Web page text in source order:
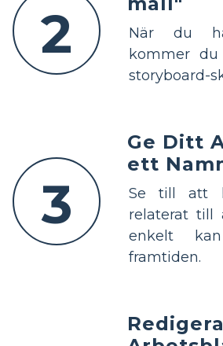
2
När du
kommer
storyboard-
3
Ge Ditt
ett
Se till att
relaterat till
enkelt
framtiden.